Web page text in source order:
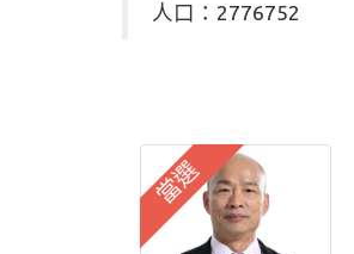
人口：2776752
當選